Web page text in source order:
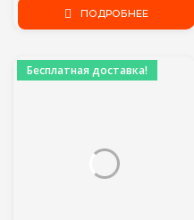
для маленьких мальчиков
Ребенок
ПОДРОБНЕЕ
Бесплатная доставка!